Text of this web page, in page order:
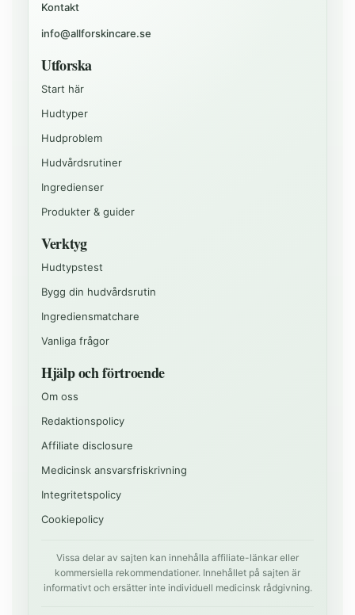
Kontakt
info@allforskincare.se
Utforska
Start här
Hudtyper
Hudproblem
Hudvårdsrutiner
Ingredienser
Produkter & guider
Verktyg
Hudtypstest
Bygg din hudvårdsrutin
Ingrediensmatchare
Vanliga frågor
Hjälp och förtroende
Om oss
Redaktionspolicy
Affiliate disclosure
Medicinsk ansvarsfriskrivning
Integritetspolicy
Cookiepolicy
Vissa delar av sajten kan innehålla affiliate-länkar eller
kommersiella rekommendationer. Innehållet på sajten är
informativt och ersätter inte individuell medicinsk rådgivning.